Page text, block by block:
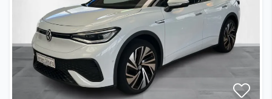
Automatgear
Automatisk lys
Automatisk nødbremse